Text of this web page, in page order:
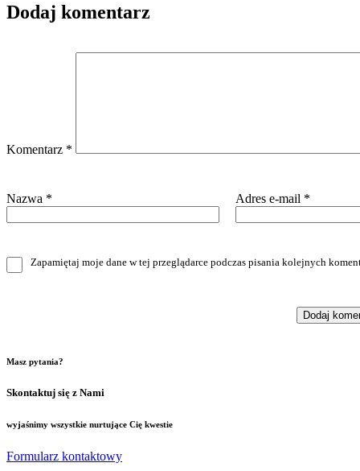
Dodaj komentarz
Komentarz *
Nazwa * Adres e-mail *
Zapamiętaj moje dane w tej przeglądarce podczas pisania kolejnych
Masz pytania?
Skontaktuj się z Nami
wyjaśnimy wszystkie nurtujące Cię kwestie
Formularz kontaktowy